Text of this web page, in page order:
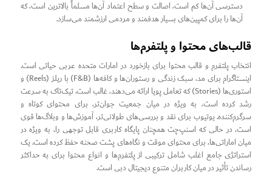
دسترسی آن‌ها کم است، اصالت و سطح اعتماد آن‌ها مسلماً بالاترین است، که
آن‌ها را برای کمپین‌های بسیار هدفمند و مردمی ارزشمند می‌سازد.
قالب‌های محتوا و پلتفرم‌ها
انتخاب پلتفرم و قالب محتوا برای بازخورد در امارات متحده عربی حیاتی است.
اینستاگرام برای مد، سبک زندگی و رستوران‌ها و کافه‌ها (F&B) با ریلز (Reels) و
استوری‌ها (Stories) که تعامل پویا ارائه می‌دهند، غالب است. تیک‌تاک به سرعت
رشد کرده است، به ویژه در میان جمعیت جوان‌تر، برای محتوای کوتاه و
سرگرم‌کننده. یوتیوب برای نقد و بررسی‌های طولانی‌تر، آموزش‌ها و وبلاگ‌ها قوی
است، در حالی که اسنپ‌چت همچنان پایگاه کاربری قابل توجهی را، به ویژه در
میان اماراتی‌ها، برای محتوای موقت و نگاه‌های پشت صحنه حفظ کرده است. یک
استراتژی جامع اغلب شامل ترکیبی از پلتفرم‌ها و انواع محتوا برای به حداکثر
رساندن تأثیر در میان کاربران متنوع دیجیتال دبی است.